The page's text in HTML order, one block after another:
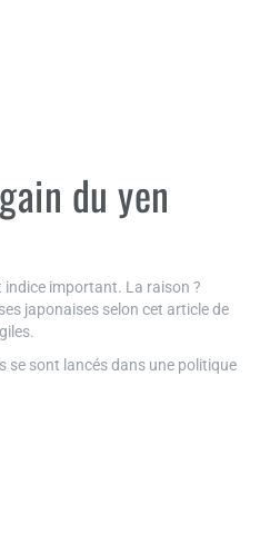
du yen
indice important. La raison ?
japonaises selon cet article de
se sont lancés dans une politique